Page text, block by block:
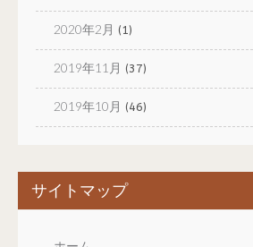
2020年2月 (1)
2019年11月 (37)
2019年10月 (46)
サイトマップ